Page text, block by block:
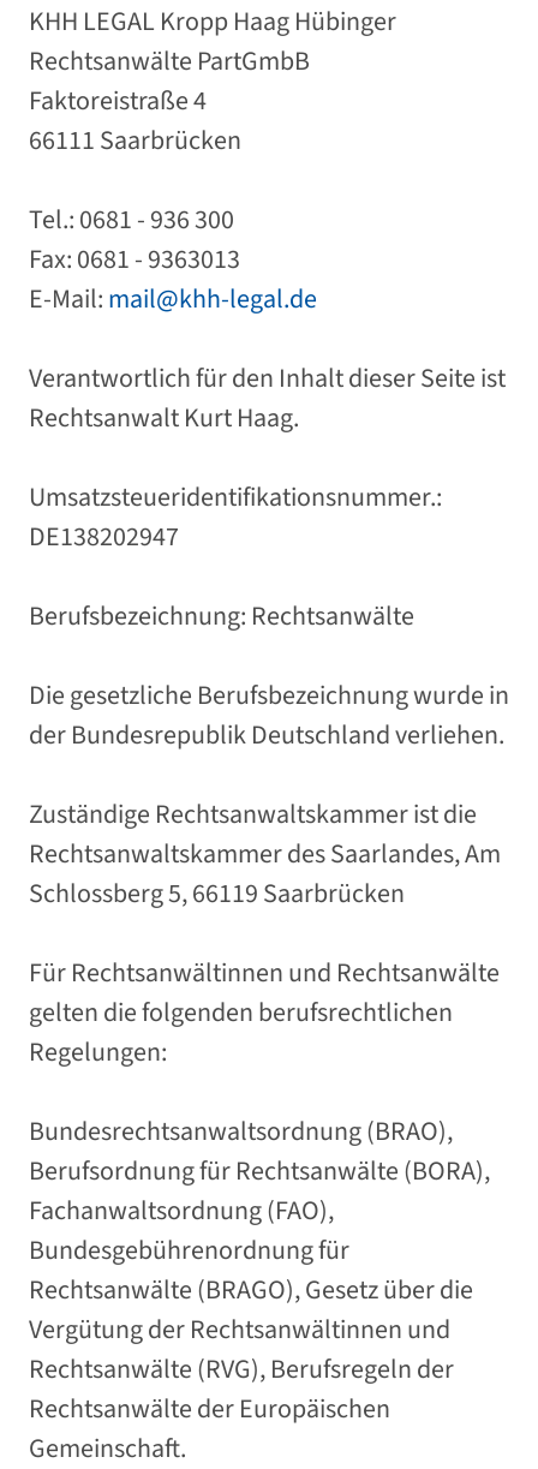
KHH LEGAL Kropp Haag Hübinger
Rechtsanwälte PartGmbB
Faktoreistraße 4
66111 Saarbrücken
Tel.: 0681 - 936 300
Fax: 0681 - 9363013
E-Mail:mail@khh-legal.de
Verantwortlich für den Inhalt dieser Seite ist
Rechtsanwalt Kurt Haag.
Umsatzsteueridentifikationsnummer.:
DE138202947
Berufsbezeichnung: Rechtsanwälte
Die gesetzliche Berufsbezeichnung wurde in
der Bundesrepublik Deutschland verliehen.
Zuständige Rechtsanwaltskammer ist die
Rechtsanwaltskammer des Saarlandes, Am
Schlossberg 5, 66119 Saarbrücken
Für Rechtsanwältinnen und Rechtsanwälte
gelten die folgenden berufsrechtlichen
Regelungen:
Bundesrechtsanwaltsordnung (BRAO),
Berufsordnung für Rechtsanwälte (BORA),
Fachanwaltsordnung (FAO),
Bundesgebührenordnung für
Rechtsanwälte (BRAGO), Gesetz über die
Vergütung der Rechtsanwältinnen und
Rechtsanwälte (RVG), Berufsregeln der
Rechtsanwälte der Europäischen
Gemeinschaft.